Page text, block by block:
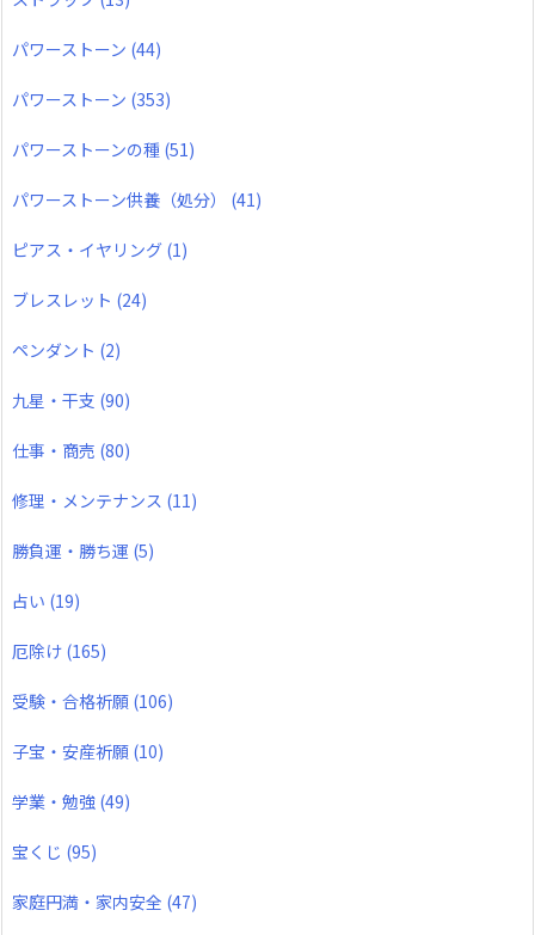
パワーストーン (44)
パワーストーン (353)
パワーストーンの種 (51)
パワーストーン供養（処分） (41)
ピアス・イヤリング (1)
ブレスレット (24)
ペンダント (2)
九星・干支 (90)
仕事・商売 (80)
修理・メンテナンス (11)
勝負運・勝ち運 (5)
占い (19)
厄除け (165)
受験・合格祈願 (106)
子宝・安産祈願 (10)
学業・勉強 (49)
宝くじ (95)
家庭円満・家内安全 (47)